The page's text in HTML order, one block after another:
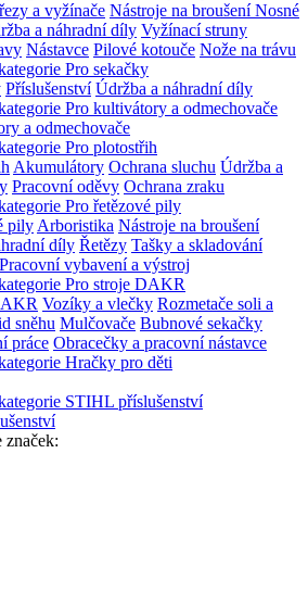
a vyžínače Nástroje na broušeníNosné
a náhradní díly Vyžínací struny
Nástavce Pilové kotouče Nože na trávu
Příslušenství Údržba a náhradní díly
a odmechovače
Akumulátory Ochrana sluchu Údržba a
Pracovní oděvy Ochrana zraku
pily Arboristika Nástroje na broušení
díly Řetězy Tašky a skladování
Pracovní vybavení a výstroj
Vozíky a vlečky Rozmetače soli a
sněhu Mulčovače Bubnové sekačky
práce Obracečky a pracovní nástavce
značek: